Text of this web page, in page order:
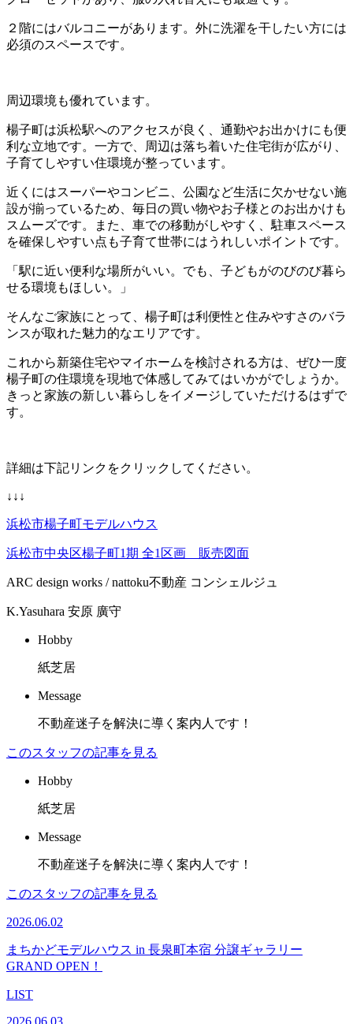
２階にはバルコニーがあります。外に洗濯を干したい方には
必須のスペースです。
周辺環境も優れています。
楊子町は浜松駅へのアクセスが良く、通勤やお出かけにも便
利な立地です。一方で、周辺は落ち着いた住宅街が広がり、
子育てしやすい住環境が整っています。
近くにはスーパーやコンビニ、公園など生活に欠かせない施
設が揃っているため、毎日の買い物やお子様とのお出かけも
スムーズです。また、車での移動がしやすく、駐車スペース
を確保しやすい点も子育て世帯にはうれしいポイントです。
「駅に近い便利な場所がいい。でも、子どもがのびのび暮ら
せる環境もほしい。」
そんなご家族にとって、楊子町は利便性と住みやすさのバラ
ンスが取れた魅力的なエリアです。
これから新築住宅やマイホームを検討される方は、ぜひ一度
楊子町の住環境を現地で体感してみてはいかがでしょうか。
きっと家族の新しい暮らしをイメージしていただけるはずで
す。
詳細は下記リンクをクリックしてください。
↓↓↓
浜松市楊子町モデルハウス
浜松市中央区楊子町1期 全1区画 販売図面
ARC design works / nattoku不動産 コンシェルジュ
K.Yasuhara 安原 廣守
Hobby
紙芝居
Message
不動産迷子を解決に導く案内人です！
このスタッフの記事を見る
Hobby
紙芝居
Message
不動産迷子を解決に導く案内人です！
このスタッフの記事を見る
2026.06.02
まちかどモデルハウス in 長泉町本宿 分譲ギャラリー
GRAND OPEN！
LIST
2026.06.03